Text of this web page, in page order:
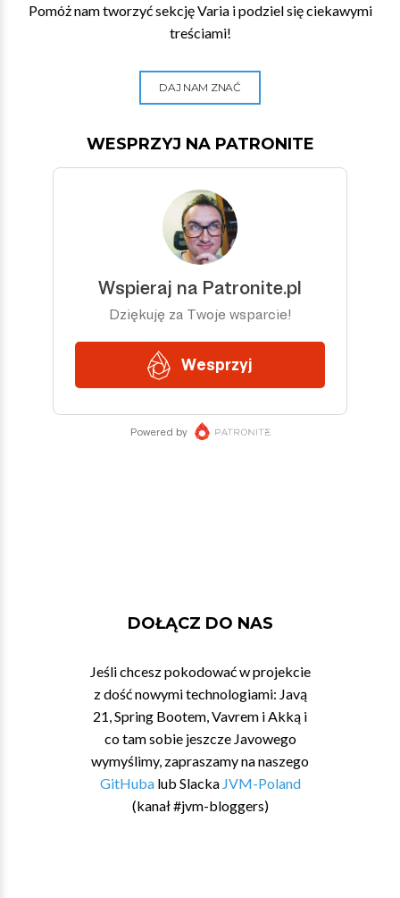
Pomóż nam tworzyć sekcję Varia i podziel się ciekawymi
treściami!
DAJ NAM ZNAĆ
WESPRZYJ NA PATRONITE
DOŁĄCZ DO NAS
Jeśli chcesz pokodować w projekcie
z dość nowymi technologiami: Javą
21, Spring Bootem, Vavrem i Akką i
co tam sobie jeszcze Javowego
wymyślimy, zapraszamy na naszego
GitHubalub Slacka JVM-Poland
(kanał #jvm-bloggers)